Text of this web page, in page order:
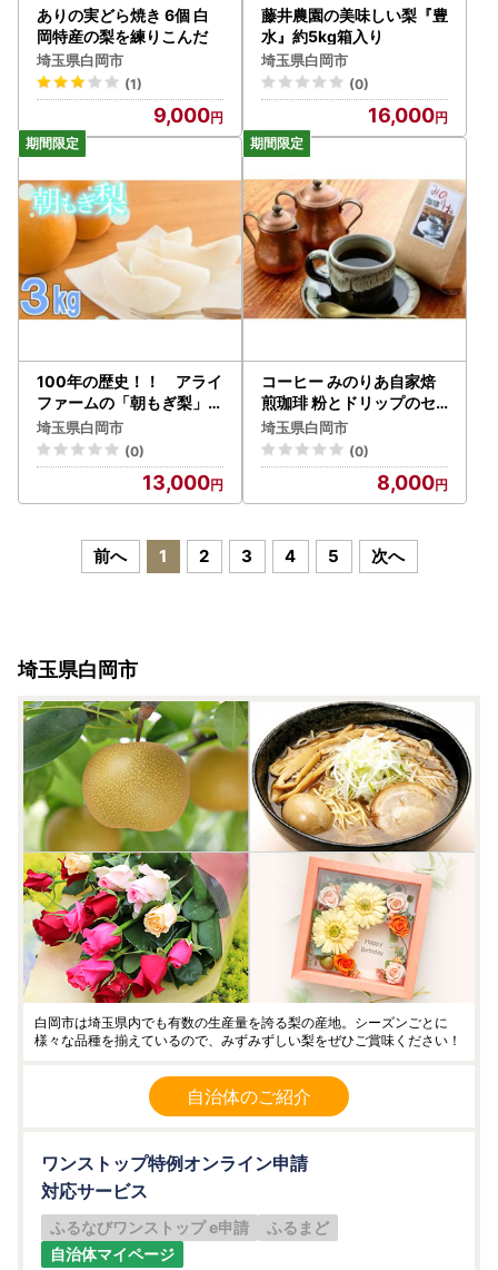
ありの実どら焼き 6個 白
岡特産の梨を練りこんだ
埼玉県白岡市
(1)
9,000
藤井農園の美味しい梨『豊
水』約5kg箱入り
埼玉県白岡市
(0)
16,000
100年の歴史！！ アライ
ファームの「朝もぎ梨」幸
水・豊水・あきづき 約3k
g
埼玉県白岡市
(0)
13,000
コーヒー みのりあ自家焙
煎珈琲 粉とドリップのセ
ット
埼玉県白岡市
(0)
8,000
前へ 1 2 3 4 5 次へ
埼玉県白岡市
白岡市は埼玉県内でも有数の生産量を誇る梨の産地。シーズンごとに
様々な品種を揃えているので、みずみずしい梨をぜひご賞味ください！
自治体のご紹介
ワンストップ特例オンライン申請
対応サービス
ふるなびワンストップ e申請
ふるまど
自治体マイページ